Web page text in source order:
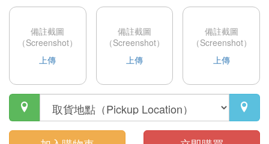
備註截圖
（Screenshot）
上傳
備註截圖
（Screenshot）
上傳
備註截圖
（Screenshot）
上傳
 